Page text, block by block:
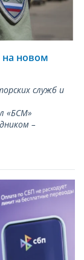
на новом
служб и
«БСМ»
–